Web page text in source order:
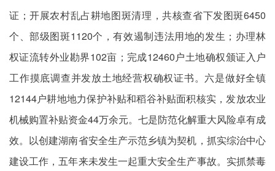
证；开展农村乱占耕地图斑清理，共核查省下发图斑6450
个、部级图斑1120个，有效遏制违法用地的发生；办理林
权证流转外业勘界102亩；完成12460户土地确权颁证入户
工作摸底调查并发放土地经营权确权证书。六是做好全镇
12144户耕地地力保护补贴和稻谷补贴面积核实，发放农业
机械购置补贴资金44万余元。七是防范化解重大风险卓有成
效。以创建湖南省安全生产示范乡镇为契机，抓实综治中心
建设工作，五年来未发生一起重大安全生产事故。实抓禁毒